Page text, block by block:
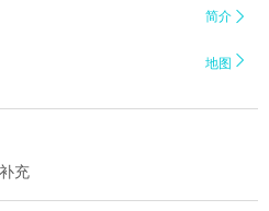
简介 
地图 
充